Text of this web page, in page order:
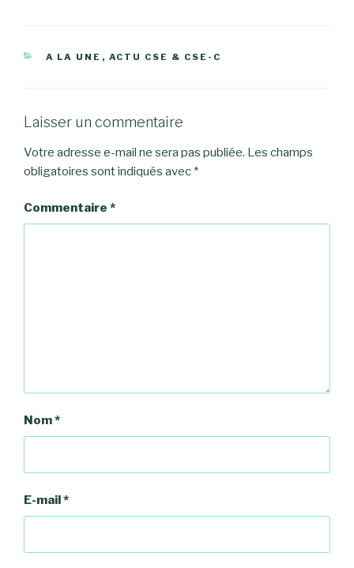
CATÉGORIES
A LA UNE , ACTU CSE & CSE-C
Laisser un commentaire
Votre adresse e-mail ne sera pas publiée. Les champs
obligatoires sont indiqués avec *
Commentaire *
Nom*
E-mail *